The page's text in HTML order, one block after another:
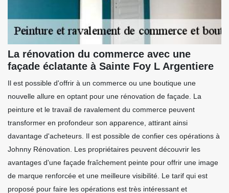
La rénovation du commerce avec une
façade éclatante à Sainte Foy L Argentiere
Il est possible d'offrir à un commerce ou une boutique une
nouvelle allure en optant pour une rénovation de façade. La
peinture et le travail de ravalement du commerce peuvent
transformer en profondeur son apparence, attirant ainsi
davantage d'acheteurs. Il est possible de confier ces opérations à
Johnny Rénovation. Les propriétaires peuvent découvrir les
avantages d'une façade fraîchement peinte pour offrir une image
de marque renforcée et une meilleure visibilité. Le tarif qui est
proposé pour faire les opérations est très intéressant et